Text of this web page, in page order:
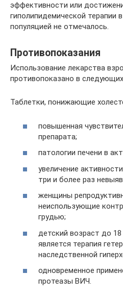
эффективности или
гиполипидемической терапии
популяцией не отмечалось.
Противопоказания
Использование лекарства
противопоказано в следующих
Таблетки, понижающие
повышенная
препарата;
патологии печени в
увеличение
три и более раз
женщины
неиспользующие
грудью;
детский возраст до
является терапия
наследственной
одновременное
протеазы ВИЧ.